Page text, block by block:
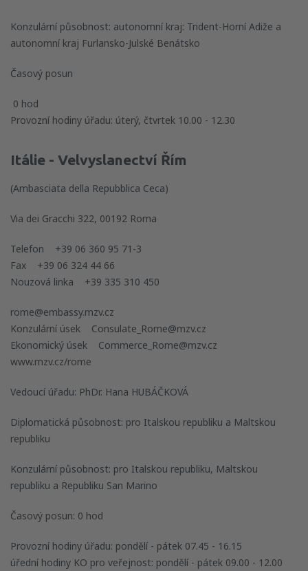
Konzulární působnost: autonomní kraj: Trident-Horní Adiže a
autonomní kraj Furlansko-Julské Benátsko
Časový posun
0 hod
Provozní hodiny úřadu: úterý, čtvrtek 10.00 - 12.30
Itálie - Velvyslanectví Řím
(Ambasciata della Repubblica Ceca)
Via dei Gracchi 322, 00192 Roma
Telefon +39 06 360 95 71-3
Fax +39 06 324 44 66
Nouzová linka +39 335 310 450
rome@embassy.mzv.cz
Konzulární úsek Consulate_Rome@mzv.cz
Ekonomický úsek Commerce_Rome@mzv.cz
www.mzv.cz/rome
Vedoucí úřadu: PhDr. Hana HUBÁČKOVÁ
Diplomatická působnost: pro Italskou republiku a Maltskou
republiku
Konzulární působnost: pro Italskou republiku, Maltskou
republiku a Republiku San Marino
Časový posun: 0 hod
Provozní hodiny úřadu: pondělí - pátek 07.45 - 16.15
úřední hodiny KO pro veřejnost: pondělí - pátek 09.00 - 12.00